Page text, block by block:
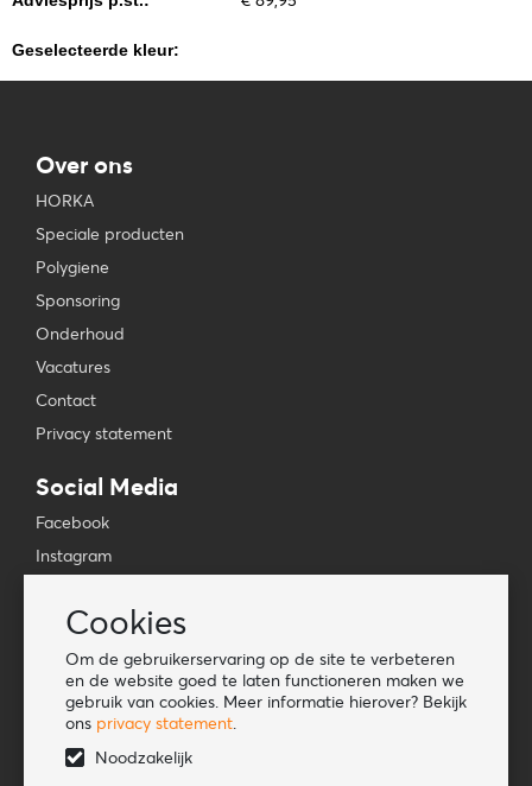
Cookies
Om de gebruikerservaring op de site te verbeteren
en de website goed te laten functioneren maken we
gebruik van cookies. Meer informatie hierover? Bekijk
ons privacy statement.
Noodzakelijk
Geselecteerde kleur:
Over ons
HORKA
Speciale producten
Polygiene
Sponsoring
Onderhoud
Vacatures
Contact
Privacy statement
Social Media
Facebook
Instagram
TikTok
Tools
Lookbook
Nieuwe klant